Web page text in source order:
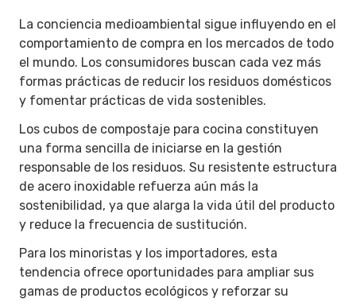
La conciencia medioambiental sigue influyendo en el
comportamiento de compra en los mercados de todo
el mundo. Los consumidores buscan cada vez más
formas prácticas de reducir los residuos domésticos
y fomentar prácticas de vida sostenibles.
Los cubos de compostaje para cocina constituyen
una forma sencilla de iniciarse en la gestión
responsable de los residuos. Su resistente estructura
de acero inoxidable refuerza aún más la
sostenibilidad, ya que alarga la vida útil del producto
y reduce la frecuencia de sustitución.
Para los minoristas y los importadores, esta
tendencia ofrece oportunidades para ampliar sus
gamas de productos ecológicos y reforzar su